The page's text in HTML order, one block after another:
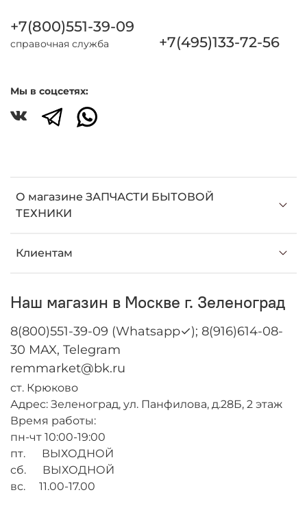
О магазине ЗАПЧАСТИ БЫТОВОЙ
ТЕХНИКИ
Клиентам
+7(800)551-39-09
справочная служба +7(495)133-72-56
Мы в соцсетях:
Наш магазин в Москве г. Зеленоград
8(800)551-39-09 (Whatsapp✓); 8(916)614-08-
30 MAX, Telegram
remmarket@bk.ru
ст. Крюково
Адрес: Зеленоград, ул. Панфилова, д.28Б, 2 этаж
Время работы:
пн-чт 10:00-19:00
пт. ВЫХОДНОЙ
сб. ВЫХОДНОЙ
вс. 11.00-17.00